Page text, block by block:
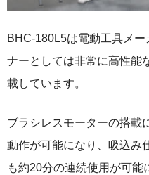
BHC-180L5は電動工具メ
ナーとしては非常に高性能
載しています。
ブラシレスモーターの搭載
動作が可能になり、吸込み
も約20分の連続使用が可能